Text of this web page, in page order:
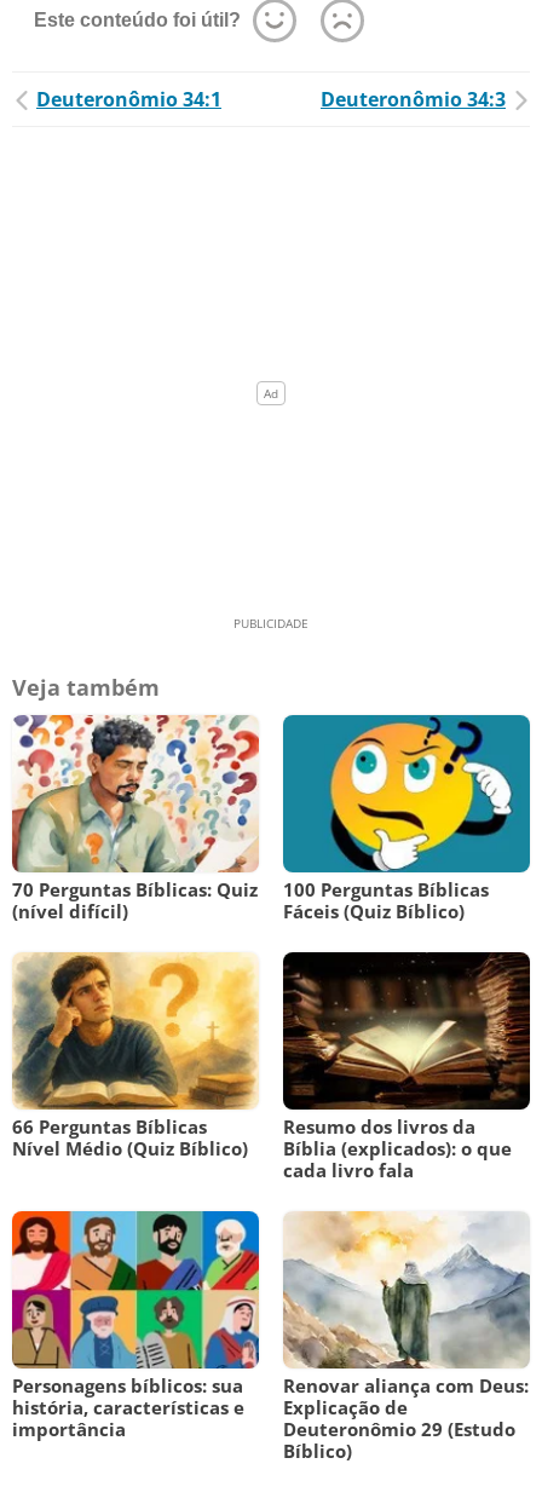
Este conteúdo foi útil?
Deuteronômio 34:1 Deuteronômio 34:3
Veja também
70 Perguntas Bíblicas: Quiz
(nível difícil)
100 Perguntas Bíblicas
Fáceis (Quiz Bíblico)
66 Perguntas Bíblicas
Nível Médio (Quiz Bíblico)
Resumo dos livros da
Bíblia (explicados): o que
cada livro fala
Personagens bíblicos: sua
história, características e
importância
Renovar aliança com Deus:
Explicação de
Deuteronômio 29 (Estudo
Bíblico)